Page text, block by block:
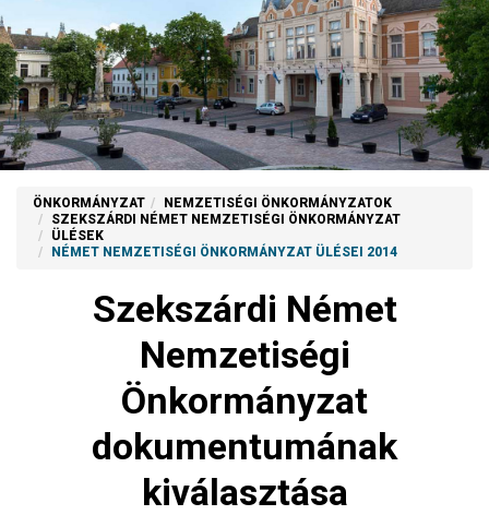
ÖNKORMÁNYZAT
NEMZETISÉGI ÖNKORMÁNYZATOK
SZEKSZÁRDI NÉMET NEMZETISÉGI ÖNKORMÁNYZAT
ÜLÉSEK
NÉMET NEMZETISÉGI ÖNKORMÁNYZAT ÜLÉSEI 2014
Szekszárdi Német
Nemzetiségi
Önkormányzat
dokumentumának
kiválasztása